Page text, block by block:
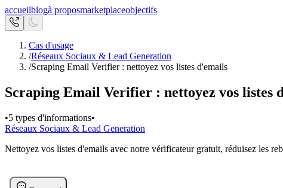
accueilblogà proposmarketplaceobjectifs
Cas d'usage
/Réseaux Sociaux & Lead Generation
/Scraping Email Verifier : nettoyez vos listes d'emails
Scraping Email Verifier : nettoyez vos listes
•5 types d'informations•
Réseaux Sociaux & Lead Generation
Nettoyez vos listes d'emails avec notre vérificateur gratuit, réduisez les